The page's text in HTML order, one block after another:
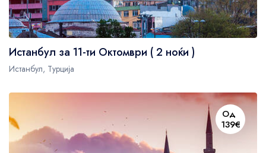
Истанбул за 11-ти Октомври ( 2 ноќи )
Истанбул, Турција
Од
139€